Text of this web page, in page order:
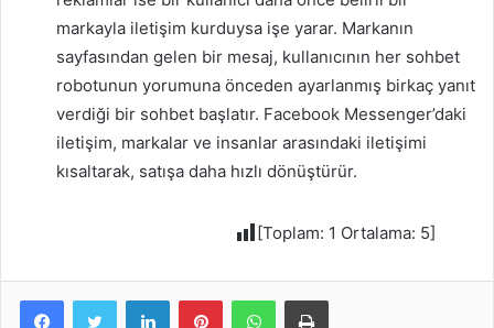
markayla iletişim kurduysa işe yarar. Markanın
sayfasından gelen bir mesaj, kullanıcının her sohbet
robotunun yorumuna önceden ayarlanmış birkaç yanıt
verdiği bir sohbet başlatır. Facebook Messenger’daki
iletişim, markalar ve insanlar arasındaki iletişimi
kısaltarak, satışa daha hızlı dönüştürür.
[Toplam: 1 Ortalama: 5]
FacebookTwitter LinkedInPinterestWhatsAppYazdır